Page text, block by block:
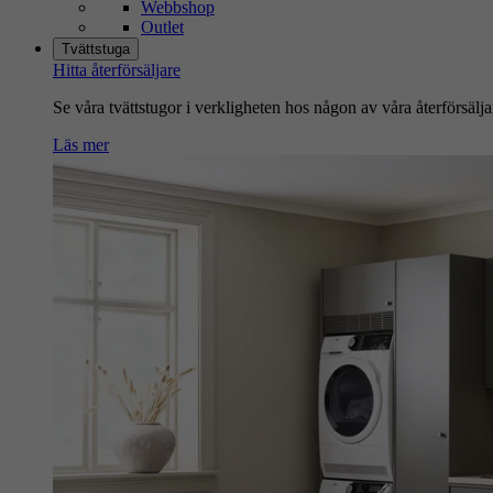
Webbshop
Outlet
Tvättstuga
Hitta återförsäljare
Se våra tvättstugor i verkligheten hos någon av våra
Läs mer